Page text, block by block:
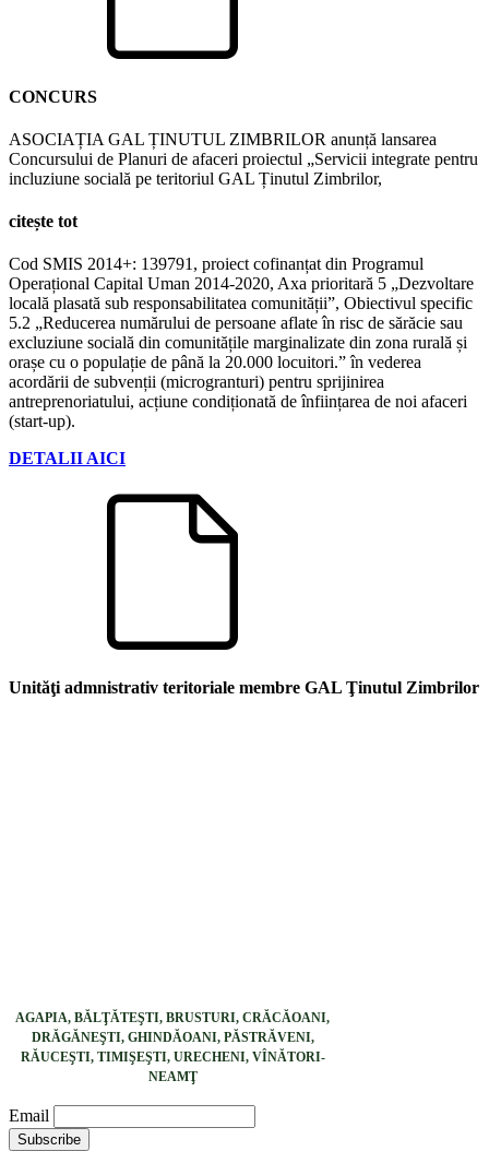
CONCURS
ASOCIAȚIA GAL ȚINUTUL ZIMBRILOR anunță lansarea
Concursului de Planuri de afaceri proiectul „Servicii integrate pentru
incluziune socială pe teritoriul GAL Ținutul Zimbrilor,
citește tot
Cod SMIS 2014+: 139791, proiect cofinanțat din Programul
Operațional Capital Uman 2014-2020, Axa prioritară 5 „Dezvoltare
locală plasată sub responsabilitatea comunității”, Obiectivul specific
5.2 „Reducerea numărului de persoane aflate în risc de sărăcie sau
excluziune socială din comunitățile marginalizate din zona rurală și
orașe cu o populație de până la 20.000 locuitori.” în vederea
acordării de subvenții (microgranturi) pentru sprijinirea
antreprenoriatului, acțiune condiționată de înființarea de noi afaceri
(start-up).
DETALII AICI
Unităţi admnistrativ teritoriale membre GAL Ţinutul Zimbrilor
AGAPIA, BĂLŢĂTEŞTI, BRUSTURI, CRĂCĂOANI,
DRĂGĂNEŞTI, GHINDĂOANI, PĂSTRĂVENI,
RĂUCEŞTI, TIMIŞEŞTI, URECHENI, VÎNĂTORI-
NEAMŢ
Email